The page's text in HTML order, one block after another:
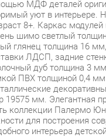
ЛДСП, задние
дуб толщина 3 мм.
ПВХ толщиной 0,4 мм
мм. Элегантная
коллекции Палермо
для построения
интерьера детской.
светлого
легкой и
за счет
изгиба линий. Это